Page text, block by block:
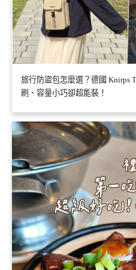
旅行防盜包怎麼選？德國 Knirps
刷、容量小巧卻超能裝！